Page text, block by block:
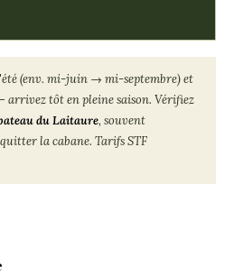
(env. mi-juin → mi-septembre) et
arrivez tôt en pleine saison. Vérifiez
du Laitaure, souvent
la cabane. Tarifs STF